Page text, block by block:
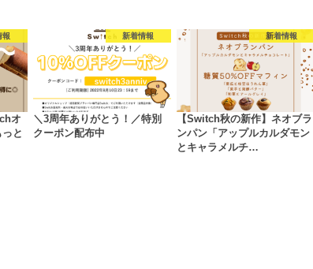
報
オ
と
新着情報
＼3周年ありがとう！／特別
クーポン配布中
新着情報
【Switch秋の新作】ネオブラ
ンパン「アップルカルダモン
とキャラメルチ…